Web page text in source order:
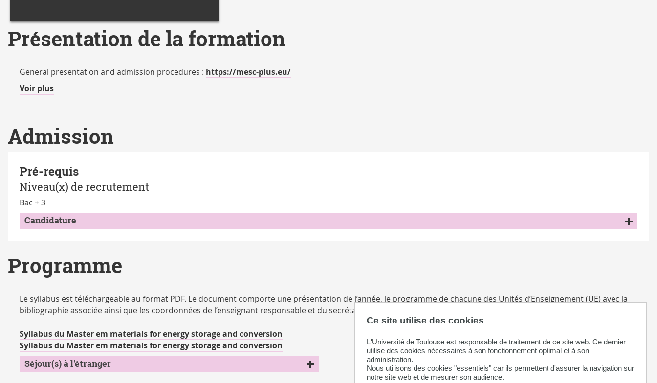
Ce site utilise des cookies
L'Université de Toulouse est responsable de traitement de ce site web. Ce dernier
utilise des cookies nécessaires à son fonctionnement optimal et à son
administration.
Nous utilisons des cookies "essentiels" car ils permettent d'assurer la navigation sur
notre site web et de mesurer son audience.
Présentation de la formation
General presentation and admission procedures : https://mesc-plus.eu/
Voir plusde
Admission
Pré-requis
Niveau(x) de recrutement
Bac + 3
Candidature
Programme
Le syllabus est téléchargeable au format PDF. Le document comporte une présentation de l’année, le programme de chacune des Unités d’Enseignement (UE) avec la
bibliographie associée ainsi que les coordonnées de l’enseignant responsable et du secrétariat de la formation.
Syllabus du Master em materials for energy storage and conversion
Syllabus du Master em materials for energy storage and conversion
Séjour(s) à l'étranger